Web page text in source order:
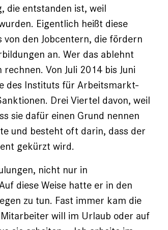
die entstanden ist, weil
Eigentlich heißt diese
den Jobcentern, die fördern
an. Wer das ablehnt
Von Juli 2014 bis Juni
des Instituts für Arbeitsmarkt-
Drei Viertel davon, weil
sie dafür einen Grund nennen
und besteht oft darin, dass der
gekürzt wird.
nicht nur in
diese Weise hatte er in den
zu tun. Fast immer kam die
will im Urlaub oder auf